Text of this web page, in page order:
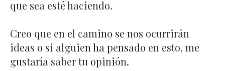
que sea esté haciendo.
Creo que en el camino se nos ocurrirán
ideas o si alguien ha pensado en esto, me
gustaría saber tu opinión.